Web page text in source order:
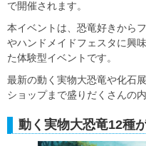
で開催されます。
本イベントは、恐竜好きから
やハンドメイドフェスタに興
た体験型イベントです。
最新の動く実物大恐竜や化石
ショップまで盛りだくさんの
動く実物大恐竜12種